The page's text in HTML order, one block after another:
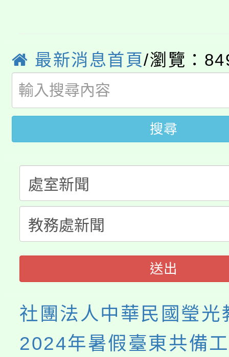
生本土語及新住民語歌
公告本校115學年度第
代理(課)教師甄選結果(
公告本校115學年度第
代理(課)教師甄選結果(
轉知中國文化大學推廣
《TA101》溝通分析基
程，歡迎學生輔導中心
心理、諮商輔導、社會
系所師生報名參加。
轉知苗栗縣政府辦理
縣市「校園短影音徵選
門員」簡章及活動海報
踴躍報名參加。
桃園市115學年度學生
要點
「桃園市補助參觀特色
展演活動實施計畫」
115年度「教育部表揚
義教育推展貢獻獎」
最新消息首頁/瀏覽：
搜尋
送出
社團法人中華民國瑩光
2024年暑假臺東共備